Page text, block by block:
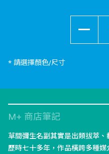
* 請選擇顏色/尺寸
M+ 商店筆記
草間彌生名副其實是出類拔萃
歷時七十多年，作品橫跨多種